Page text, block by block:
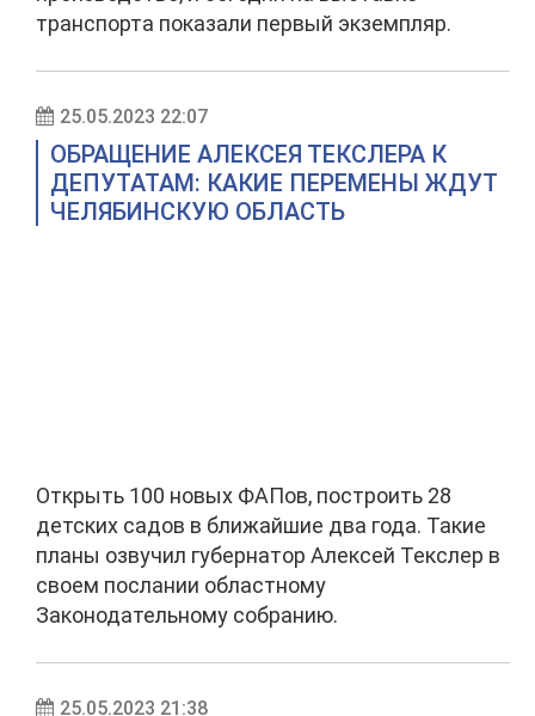
транспорта показали первый экземпляр.
25.05.2023 22:07
ОБРАЩЕНИЕ АЛЕКСЕЯ ТЕКСЛЕРА К
ДЕПУТАТАМ: КАКИЕ ПЕРЕМЕНЫ ЖДУТ
ЧЕЛЯБИНСКУЮ ОБЛАСТЬ
Открыть 100 новых ФАПов, построить 28
детских садов в ближайшие два года. Такие
планы озвучил губернатор Алексей Текслер в
своем послании областному
Законодательному собранию.
25.05.2023 21:38